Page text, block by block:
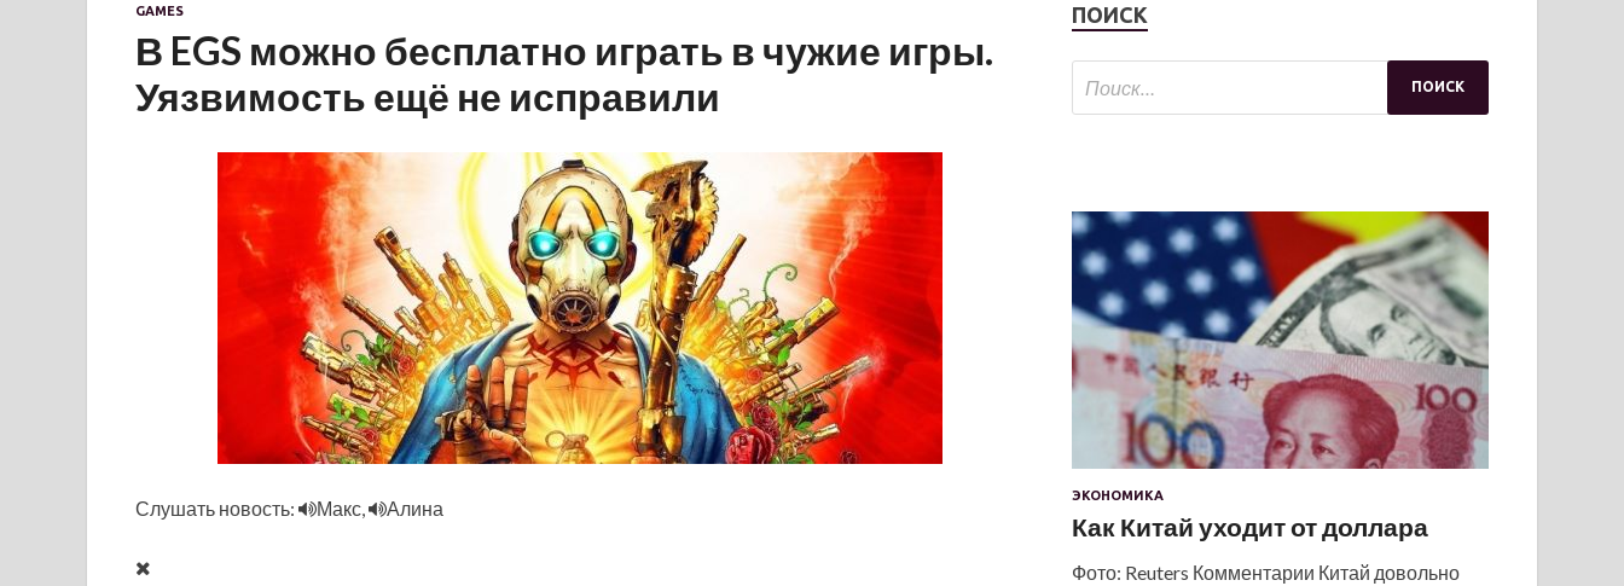
GAMES
В EGS можно бесплатно играть в чужие игры.
Уязвимость ещё не исправили
Слушать новость: Макс, Алина
ПОИСК
ЭКОНОМИКА
Как Китай уходит от доллара
Фото: Reuters Комментарии Китай довольно